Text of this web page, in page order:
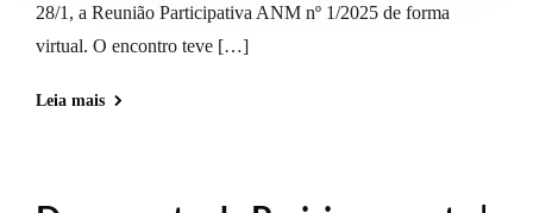
28/1, a Reunião Participativa ANM nº 1/2025 de forma
virtual. O encontro teve […]
Leia mais